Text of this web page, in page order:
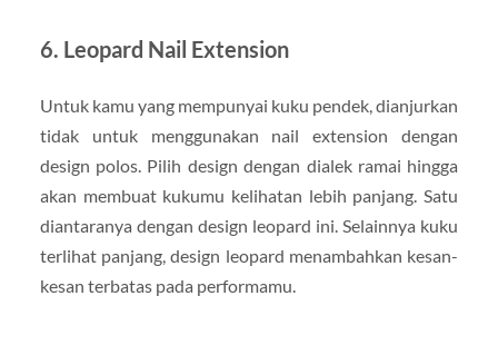
6. Leopard Nail Extension
Untuk kamu yang mempunyai kuku pendek, dianjurkan
tidak untuk menggunakan nail extension dengan
design polos. Pilih design dengan dialek ramai hingga
akan membuat kukumu kelihatan lebih panjang. Satu
diantaranya dengan design leopard ini. Selainnya kuku
terlihat panjang, design leopard menambahkan kesan-
kesan terbatas pada performamu.